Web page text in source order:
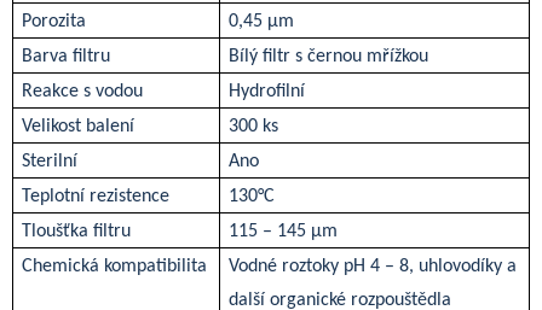
Porozita
0,45 µm
Barva filtru
Bílý filtr s černou mřížkou
Reakce s vodou
Hydrofilní
Velikost balení
300 ks
Sterilní
Ano
Teplotní rezistence
130°C
Tloušťka filtru
115 – 145 µm
Chemická kompatibilita
Vodné roztoky pH 4 – 8, uhlovodíky a
další organické rozpouštědla